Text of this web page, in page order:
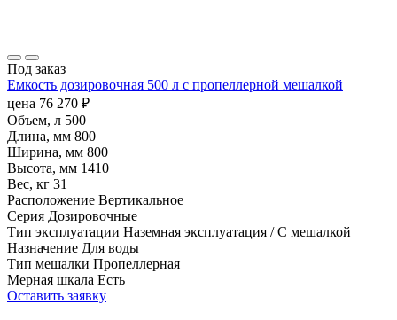
Под заказ
Емкость дозировочная 500 л с пропеллерной мешалкой
цена 76 270 ₽
Объем, л 500
Длина, мм 800
Ширина, мм 800
Высота, мм 1410
Вес, кг 31
Расположение Вертикальное
Серия Дозировочные
Тип эксплуатации Наземная эксплуатация / С мешалкой
Назначение Для воды
Тип мешалки Пропеллерная
Мерная шкала Есть
Оставить заявку